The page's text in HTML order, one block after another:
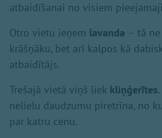
atbaidīšanai no visiem
Otro vietu ieņem lavanda – tā
krāšņāku, bet arī kalpos kā
atbaidītājs.
Trešajā vietā viņš liek kliņģerītes
nelielu daudzumu piretrīna, no
par katru cenu.